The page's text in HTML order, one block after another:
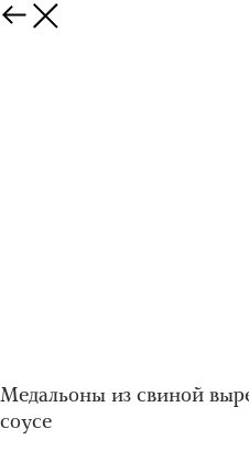
Медальоны из свиной
соусе